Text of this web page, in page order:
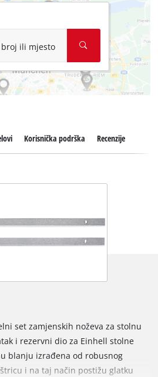
broj ili mjesto
Korisnička podrška Recenzije
set zamjenskih noževa za stolnu
i rezervni dio za Einhell stolne
blanju izrađena od robusnog
i na taj način postižu glatku